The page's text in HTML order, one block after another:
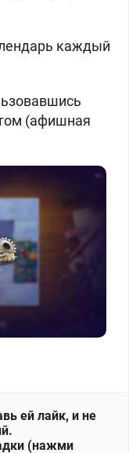
каждый
(афишная
ей лайк, и не
(нажми